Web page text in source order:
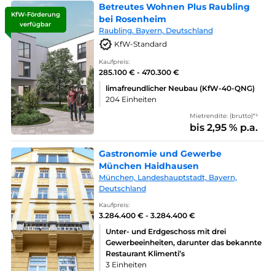
KfW-Förderung
verfügbar
Betreutes Wohnen Plus Raubling
bei Rosenheim
Raubling. Bayern, Deutschland
KfW-Standard
Kaufpreis:
285.100 € - 470.300 €
limafreundlicher Neubau (KfW-40-QNG)
204 Einheiten
Mietrendite: (brutto)*¹
bis 2,95 % p.a.
Gastronomie und Gewerbe
München Haidhausen
München, Landeshauptstadt, Bayern,
Deutschland
Kaufpreis:
3.284.400 € - 3.284.400 €
Unter- und Erdgeschoss mit drei
Gewerbeeinheiten, darunter das bekannte
Restaurant Klimenti’s
3 Einheiten